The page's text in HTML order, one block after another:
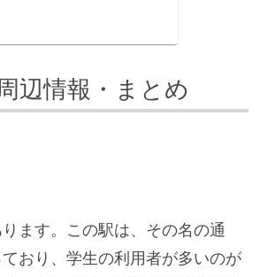
辺情報・まとめ
ます。この駅は、その名の通
おり、学生の利用者が多いのが